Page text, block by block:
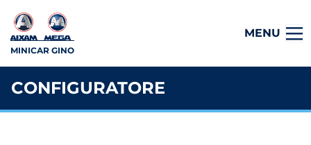
MINICAR GINO
MENU
CONFIGURATORE